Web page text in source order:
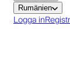
Rumänien
Logga in